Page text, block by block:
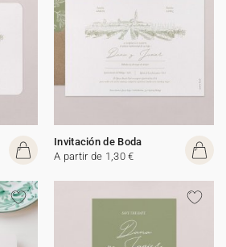
Invitación de Boda
A partir de 1,30 €